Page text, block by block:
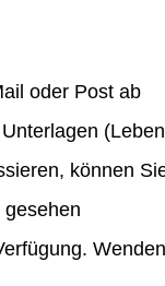
oder Post ab
können